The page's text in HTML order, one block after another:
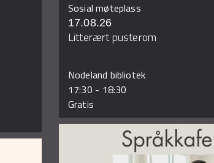
Sosial møteplass
17.08.26
Litterært pusterom
Nodeland bibliotek
17:30 - 18:30
Gratis